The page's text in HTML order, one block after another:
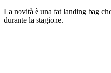
La novità è una fat landing bag
durante la stagione.